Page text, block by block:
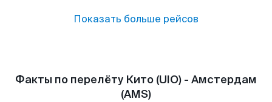
Показать больше рейсов
Факты по перелёту Кито (UIO) - Амстердам
(AMS)